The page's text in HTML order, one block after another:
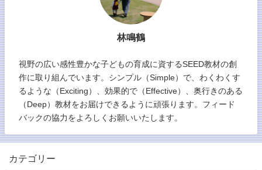
林鳴鶴
視野の広い感性豊かな子どもの育成に資するSEED教材の創
作に取り組んでいます。シンプル（Simple）で、わくわくす
るような（Exciting）、効果的で（Effective）、奥行きのある
（Deep）教材をお届けできるように頑張ります。フィード
バックの協力をよろしくお願いいたします。
カテゴリー